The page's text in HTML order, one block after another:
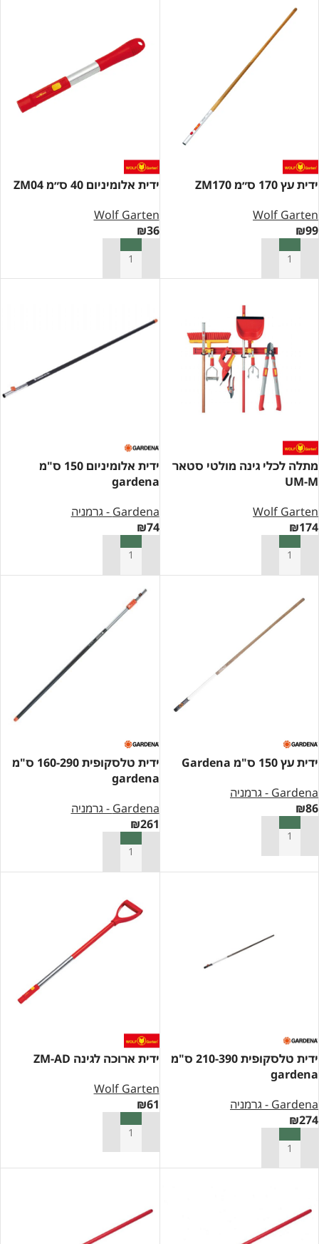
ידית עץ 170 ס״מ ZM170
Wolf Garten
₪99
הוספה לסל
ידית אלומיניום 40 ס״מ ZM04
Wolf Garten
₪36
הוספה לסל
מתלה לכלי גינה מולטי סטאר
UM-M
Wolf Garten
₪174
הוספה לסל
ידית אלומיניום 150 ס"מ
gardena
Gardena - גרמניה
₪74
הוספה לסל
ידית עץ 150 ס"מ Gardena
Gardena - גרמניה
₪86
הוספה לסל
ידית טלסקופית 160-290 ס"מ
gardena
Gardena - גרמניה
₪261
הוספה לסל
ידית טלסקופית 210-390 ס"מ
gardena
Gardena - גרמניה
₪274
הוספה לסל
ידית ארוכה לגינה ZM-AD
Wolf Garten
₪61
הוספה לסל